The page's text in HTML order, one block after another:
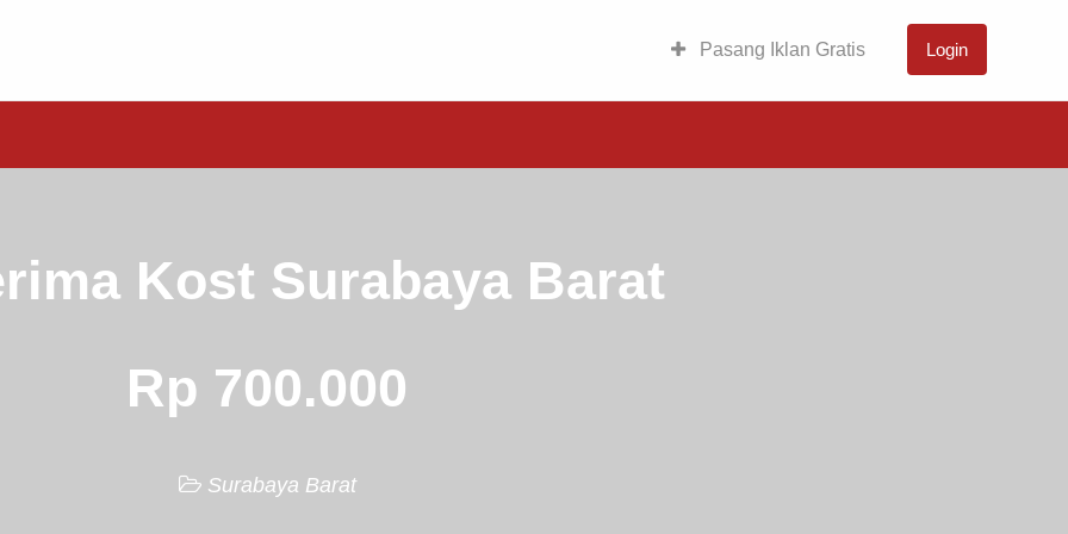
Pasang Iklan Gratis Login
Kost Surabaya Barat
Rp 700.000
Surabaya Barat